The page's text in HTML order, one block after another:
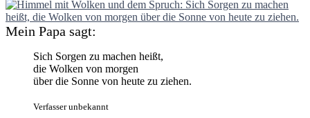
Mein Papa sagt:
Sich Sorgen zu machen heißt,
die Wolken von morgen
über die Sonne von heute zu ziehen.
Verfasser unbekannt